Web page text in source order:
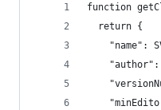
function
  return {
"name":
"author":